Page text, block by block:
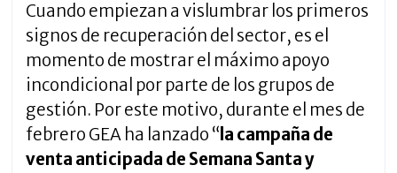
Cuando empiezan a vislumbrar los primeros
signos de recuperación del sector, es el
momento de mostrar el máximo apoyo
incondicional por parte de los grupos de
gestión. Por este motivo, durante el mes de
febrero GEA ha lanzado “ la campaña de
venta anticipada de Semana Santa y